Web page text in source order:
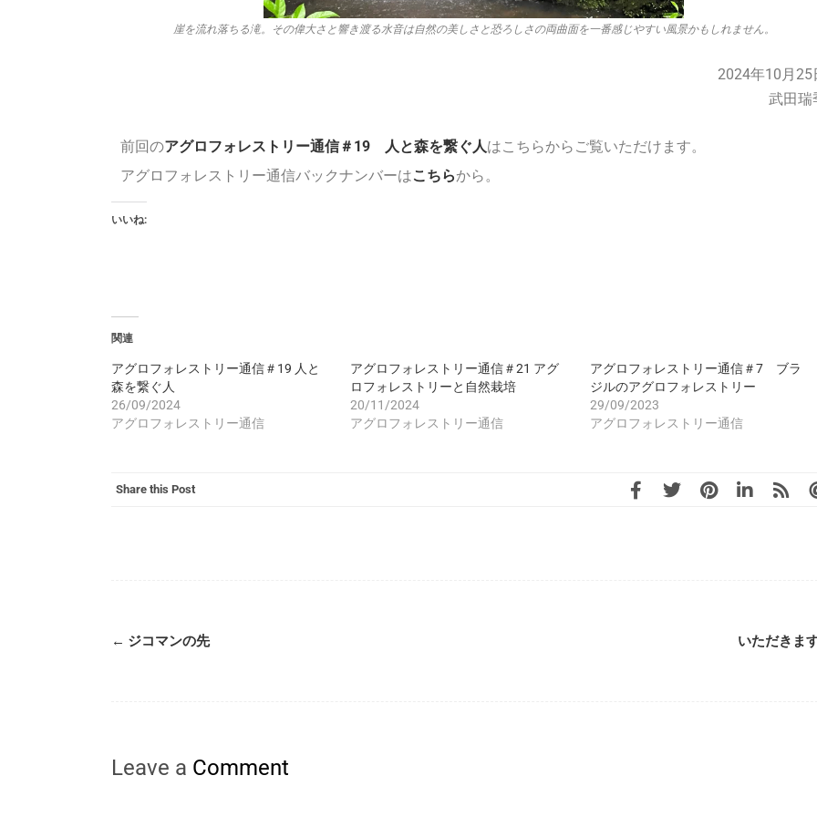
崖を流れ落ちる滝。その偉大さと響き渡る水音は自然の美しさと恐ろしさの両曲面を一番感じやすい風景かもしれません。
2024年10月25
武田瑞
前回のアグロフォレストリー通信＃19 人と森を繋ぐ人はこちらからご覧いただけます。
アグロフォレストリー通信バックナンバーはこちらから。
いいね:
関連
アグロフォレストリー通信＃19 人と
森を繋ぐ人
26/09/2024
アグロフォレストリー通信
アグロフォレストリー通信＃21 アグ
ロフォレストリーと自然栽培
20/11/2024
アグロフォレストリー通信
アグロフォレストリー通信＃7 ブラ
ジルのアグロフォレストリー
29/09/2023
アグロフォレストリー通信
Share this Post
← ジコマンの先 いただきま
Leave a Comment